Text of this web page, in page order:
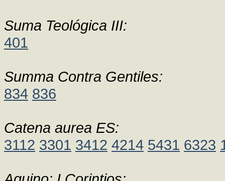
Suma Teológica III:
401
Summa Contra Gentiles:
834 836
Catena aurea ES:
3112 3301 3412 4214 5431 6323